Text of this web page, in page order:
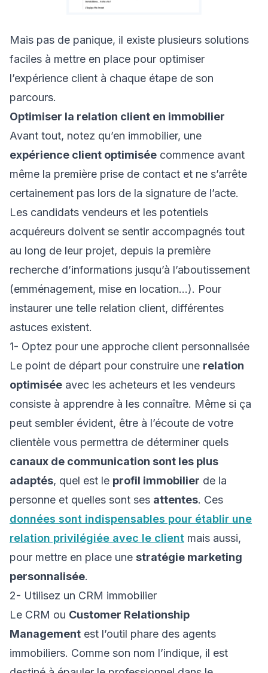
Mais pas de panique, il existe plusieurs solutions
faciles à mettre en place pour optimiser
l’expérience client à chaque étape de son
parcours.
Optimiser la relation client en immobilier
Avant tout, notez qu’en immobilier, une
expérience client optimisée commence avant
même la première prise de contact et ne s’arrête
certainement pas lors de la signature de l’acte.
Les candidats vendeurs et les potentiels
acquéreurs doivent se sentir accompagnés tout
au long de leur projet, depuis la première
recherche d’informations jusqu’à l’aboutissement
(emménagement, mise en location…). Pour
instaurer une telle relation client, différentes
astuces existent.
1- Optez pour une approche client personnalisée
Le point de départ pour construire une relation
optimisée avec les acheteurs et les vendeurs
consiste à apprendre à les connaître. Même si ça
peut sembler évident, être à l’écoute de votre
clientèle vous permettra de déterminer quels
canaux de communication sont les plus
adaptés, quel est le profil immobilier de la
personne et quelles sont ses attentes. Ces
données sont indispensables pour établir une
relation privilégiée avec le client mais aussi,
pour mettre en place une stratégie marketing
personnalisée.
2- Utilisez un CRM immobilier
Le CRM ou Customer Relationship
Management est l’outil phare des agents
immobiliers. Comme son nom l’indique, il est